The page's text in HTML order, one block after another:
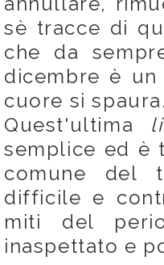
sè tracce di
che da
dicembre è
cuore si
Quest'ultima
semplice ed
comune del
difficile e
miti del
inaspettato e